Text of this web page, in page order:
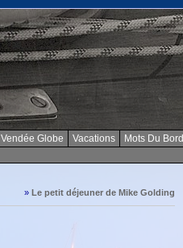
Vendée Globe Vacations Mots Du Bord
» Le petit déjeuner de Mike Golding